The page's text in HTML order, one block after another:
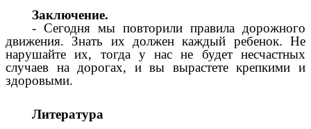
Заключение.
- Сегодня мы повторили правила дорожного
движения. Знать их должен каждый ребенок. Не
нарушайте их, тогда у нас не будет несчастных
случаев на дорогах, и вы вырастете крепкими и
здоровыми.
Литература